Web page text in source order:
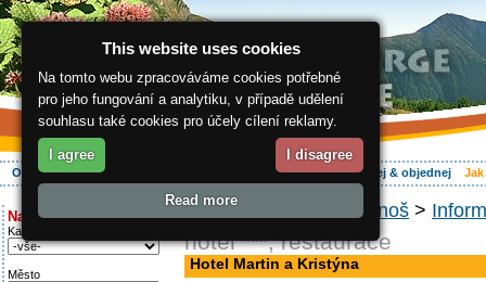
O regionu Aktivně Ubytování Hledej & objednej
Najděte si:
Kategorie
Město
ergis.cz Jak do Krkonoš >
hotel ***, restaurace
Hotel Martin a Kristýna
This website uses cookies
Na tomto webu zpracováváme cookies potřebné
pro jeho fungování a analytiku, v případě udělení
souhlasu také cookies pro účely cílení reklamy.
I agree I disagree
Read more